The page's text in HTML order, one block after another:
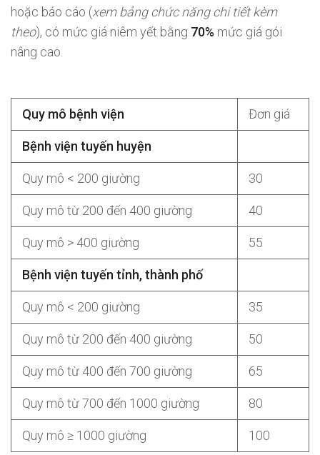
hoặc báo cáo (xem bảng chức năng chi tiết kèm
theo), có mức giá niêm yết bằng 70% mức giá gói
nâng cao.
Quy mô bệnh viện Đơn giá
Bệnh viện tuyến huyện
Quy mô < 200 giường 30
Quy mô từ 200 đến 400 giường 40
Quy mô > 400 giường 55
Bệnh viện tuyến tỉnh, thành phố
Quy mô < 200 giường 35
Quy mô từ 200 đến 400 giường 50
Quy mô từ 400 đến 700 giường 65
Quy mô từ 700 đến 1000 giường 80
Quy mô ≥ 1000 giường 100